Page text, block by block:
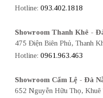
Hotline: 093.402.1818
Showroom Thanh Khê -
475 Điện Biên Phủ, Thanh
Hotline: 0961.963.463
Showroom Cẩm Lệ - Đà
652 Nguyễn Hữu Thọ,